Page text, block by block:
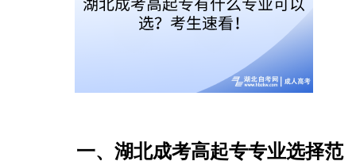
一、湖北成考高起专专业选择范